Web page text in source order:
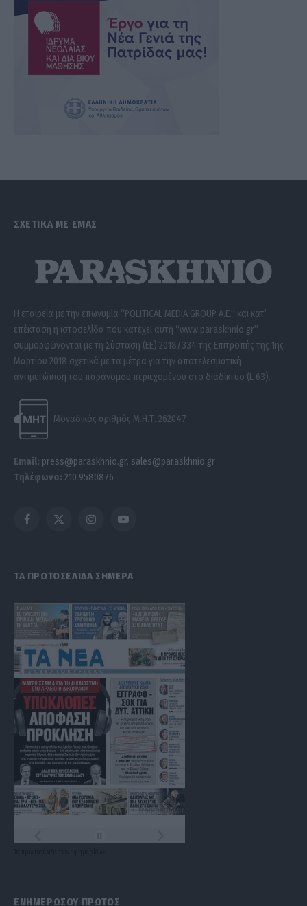
ΣΧΕΤΙΚΑ ΜΕ ΕΜΑΣ
Η εταιρεία με την επωνυμία “POLITICAL MEDIA GROUP A.E.” και κατ’
επέκταση η ιστοσελίδα που κατέχει αυτή “www.paraskhnio.gr”
συμμορφώνονται με τη Σύσταση (ΕΕ) 2018/334 της Επιτροπής της 1ης
Μαρτίου 2018 σχετικά με τα μέτρα για την αποτελεσματική
αντιμετώπιση του παράνομου περιεχομένου στο διαδίκτυο (L 63).
Μοναδικός αριθμός Μ.Η.Τ. 262047
Email: press@paraskhnio.gr, sales@paraskhnio.gr
Τηλέφωνο: 210 9580876
Facebook
X
InstagramYouTube
ΤΑ ΠΡΩΤΟΣΕΛΙΔΑ ΣΗΜΕΡΑ
ΕΝΗΜΕΡΩΣΟΥ ΠΡΩΤΟΣ